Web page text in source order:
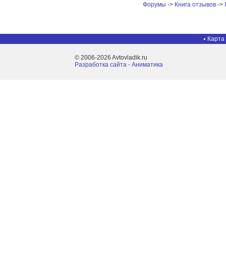
Форумы -> Книга отзывов ->
Карта
© 2006-2026 Avtovladik.ru
Разработка сайта - Aниматика